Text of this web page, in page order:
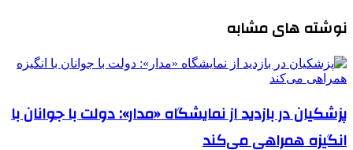
نوشته های مشابه
پزشکیان در بازدید از نمایشگاه «مدار»: دولت با جوانان با
انگیزه همراهی می‌کند